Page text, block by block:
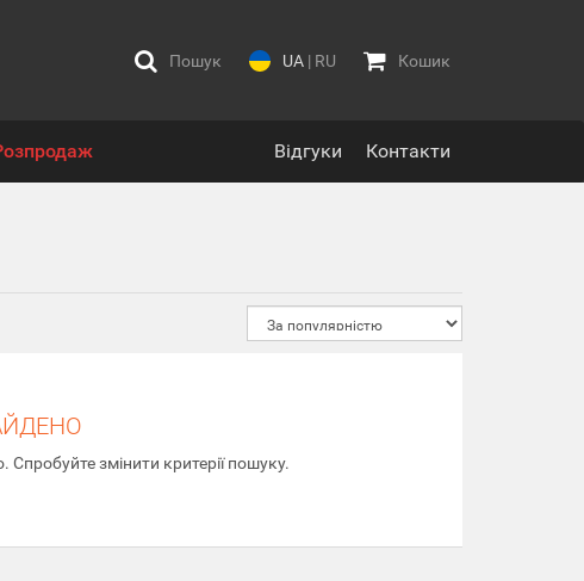
Пошук UA | RU Кошик
Відгуки Контакти
змінити критерії пошуку.